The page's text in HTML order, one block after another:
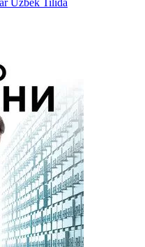
Uzbek Tilida